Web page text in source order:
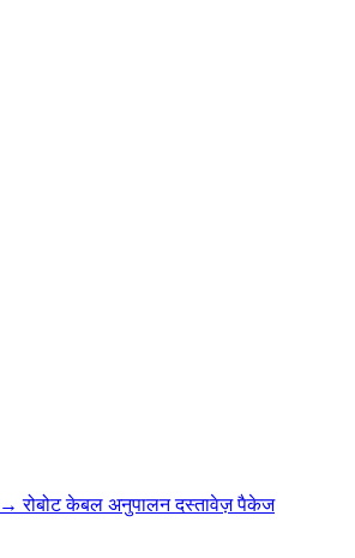
→रोबोट केबल अनुपालन दस्तावेज़ पैकेज